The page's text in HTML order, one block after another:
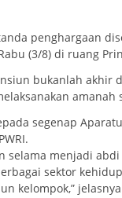
penghargaan
(3/8) di ruang
bukanlah akhir
segenap
selama menjadi
sektor
kelompok,”